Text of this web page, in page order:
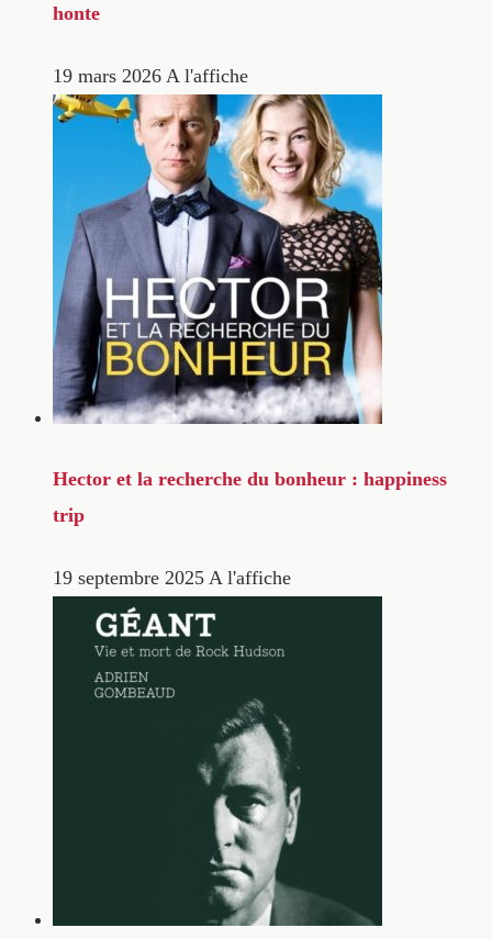
honte
19 mars 2026 A l'affiche
Hector et la recherche du bonheur : happiness
trip
19 septembre 2025 A l'affiche